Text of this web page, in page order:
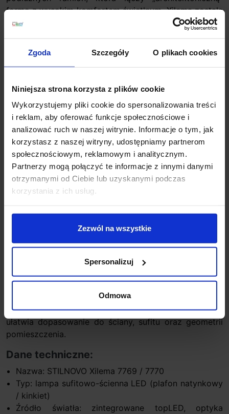
Zgoda Szczegóły O plikach cookies
Niniejsza strona korzysta z plików cookie
Wykorzystujemy pliki cookie do spersonalizowania treści
i reklam, aby oferować funkcje społecznościowe i
analizować ruch w naszej witrynie. Informacje o tym, jak
korzystasz z naszej witryny, udostępniamy partnerom
społecznościowym, reklamowym i analitycznym.
Partnerzy mogą połączyć te informacje z innymi danymi
otrzymanymi od Ciebie lub uzyskanymi podczas
korzystania z ich usług.
Zezwól na wszystkie
Spersonalizuj
Odmowa
formę z wysokim komfortem świetlnym. Xilema została
zaprojektowana tak, aby podkreślać wnętrze światłem,
salonu, holu, korytarza, klatki schodowej oraz
przestrzeni komercyjnych premium, takich jak hotele,
Kluczowy efekt tej oprawy zapewnia optyka
WallWasher o charakterze asymetrycznym. Zamiast
świecić punktowo wprost, Xilema doświetla ścianę lub
sufit światłem, a następnie rozprowadza do wnętrza
miękkie światło pośrednie. Dzięki temu uzyskujesz
przyjemną jasność tła, lepsze poczucie przestronności i
brak męczącego olśnienia, szczególnie ważny w
ciągach komunikacyjnych i strefach wypoczynku. To
rozwiązanie świetnie współgra z fakturami i
architektonicznym, drewnem, lamelami czy cegłą, bo
subtelnie eksponuje ich strukturę.
Warianty 7769 i 7770 różnią się wykończeniem. Model
7769 występuje w bieli, a 7770 w polerowanym
aluminium. Korpus wykonano z aluminium, a
osłona/dyfuzor z PMMA, co przekłada się na wysoką
estetykę detalu i jednolity odbiór światła. Oprawa może
pracować w układzie pionowym lub poziomym, co
ułatwia dopasowanie do ściany, sufitu oraz geometrii
pomieszczenia.
Dane techniczne:
Nazwa: STILNOVO Xilema 7769 / 7770
Typ: lampa sufitowo-ścienna LED (plafon natynkowy
/ kinkiet)
Źródło światła: zintegrowane topLED, optyka